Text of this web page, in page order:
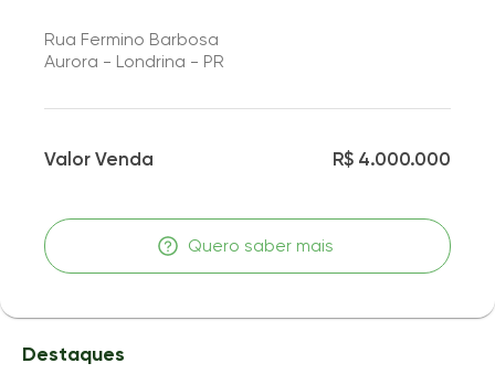
Rua Fermino Barbosa
Aurora - Londrina - PR
Valor Venda R$ 4.000.000
Quero saber mais
Destaques